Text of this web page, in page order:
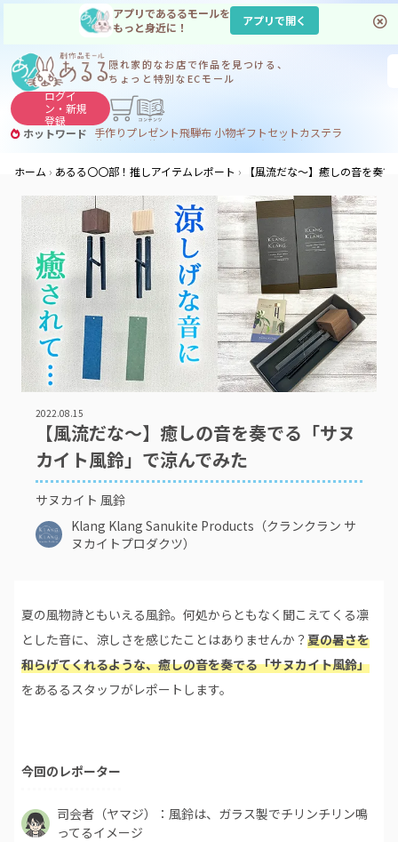
アプリであるるモールを
もっと身近に！
アプリで開く
隠れ家的なお店で作品を見つける、
ちょっと特別なECモール
ログイ
ン・新規
登録
ホットワード 手作りプレゼント飛騨布 小物ギフトセットカステラ
サヌカイト コーヒー
ジンギスカン
ホーム
あるる〇〇部！推しアイテムレポート 【風流だな～】癒しの音を奏
2022.08.15
【風流だな～】癒しの音を奏でる「サヌ
カイト風鈴」で涼んでみた
サヌカイト 風鈴
Klang Klang Sanukite Products（クランクラン サ
ヌカイトプロダクツ）
夏の風物詩ともいえる風鈴。何処からともなく聞こえてくる凛
とした音に、涼しさを感じたことはありませんか？ 夏の暑さを
和らげてくれるような、癒しの音を奏でる「サヌカイト風鈴」
をあるるスタッフがレポートします。
今回のレポーター
司会者（ヤマジ）：風鈴は、ガラス製でチリンチリン鳴
ってるイメージ